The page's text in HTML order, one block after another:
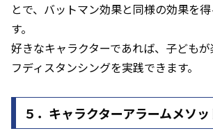
とで、バットマン効果と同様の効果を
す。
好きなキャラクターであれば、子ども
フディスタンシングを実践できます。
５． キャラクターアラームメソッ